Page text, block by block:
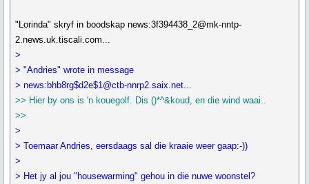
"Lorinda" skryf in boodskap news:3f394438_2@mk-nntp-
2.news.uk.tiscali.com...
>
> "Andries" wrote in message
> news:bhb8rg$d2e$1@ctb-nnrp2.saix.net...
>> Hier by ons is 'n kouegolf. Dis ()*^&koud, en die wind waai..
>>
>
> Toemaar Andries, eersdaags sal die kraaie weer gaap:-))
>
> Het jy al jou "housewarming" gehou in die nuwe woonstel?